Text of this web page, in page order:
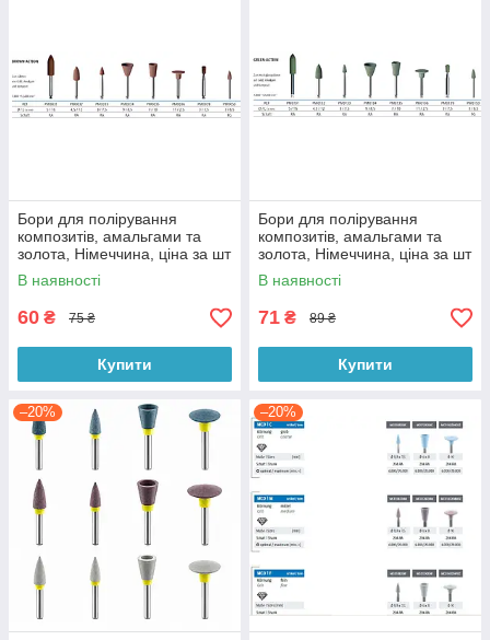
Бори для полірування
композитів, амальгами та
золота, Німеччина, ціна за шт
В наявності
60 ₴ 75 ₴
Купити
Бори для полірування
композитів, амальгами та
золота, Німеччина, ціна за шт
В наявності
71 ₴ 89 ₴
Купити
–20% –20%